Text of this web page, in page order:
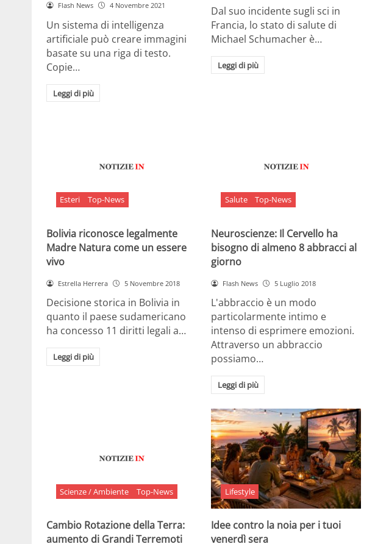
Flash News 4 Novembre 2021
Un sistema di intelligenza
artificiale può creare immagini
basate su una riga di testo.
Copie…
Leggi di più
Dal suo incidente sugli sci in
Francia, lo stato di salute di
Michael Schumacher è…
Leggi di più
Esteri Top-News
Bolivia riconosce legalmente
Madre Natura come un essere
vivo
Estrella Herrera 5 Novembre 2018
Decisione storica in Bolivia in
quanto il paese sudamericano
ha concesso 11 diritti legali a…
Leggi di più
Salute Top-News
Neuroscienze: Il Cervello ha
bisogno di almeno 8 abbracci al
giorno
Flash News 5 Luglio 2018
L'abbraccio è un modo
particolarmente intimo e
intenso di esprimere emozioni.
Attraverso un abbraccio
possiamo…
Leggi di più
Scienze / Ambiente Top-News
Cambio Rotazione della Terra:
aumento di Grandi Terremoti
Lifestyle
Idee contro la noia per i tuoi
venerdì sera